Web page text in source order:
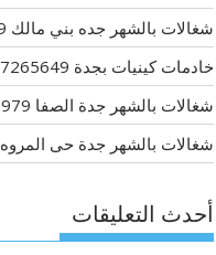
شغالات بالشهر جده بني مالك 0577265649
خادمات كينيات بجدة 0577265649
شغالات بالشهر جدة الصفا 0571400979
شغالات بالشهر جدة حى المروه 0562346904
أحدث التعليقات